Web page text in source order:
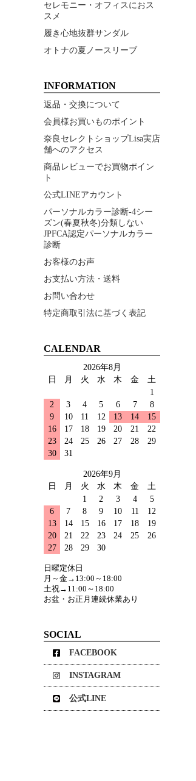
セレモニー・オフィスにおス
スメ
履き心地抜群サンダル
オトナの夏ノースリーブ
INFORMATION
返品・交換について
会員様お買いものポイント
奈良セレクトショップLisa実店
舗へのアクセス
商品レビューでお買物ポイン
ト
公式LINEアカウント
パーソナルカラー診断-4シー
ズン(春夏秋冬)分類しない
JPFCA認定パーソナルカラー
診断
お客様のお声
お支払い方法・送料
お問い合わせ
特定商取引法に基づく表記
CALENDAR
2026年8月
日
月 火 水 木 金
土
1
2
3 4 5 6 7
8
9
10 11 12 13 14
15
16
17 18 19 20 21
22
23
24 25 26 27 28
29
30
31
2026年9月
日
月 火 水 木 金
土
1
2 3 4
5
6
7 8 9 10 11
12
13
14 15 16 17 18
19
20
21 22 23 24 25
26
27
28 29 30
日曜定休日
月～金→13:00～18:00
土祝→11:00～18:00
お盆・お正月連続休業あり
SOCIAL
FACEBOOK
INSTAGRAM
公式LINE